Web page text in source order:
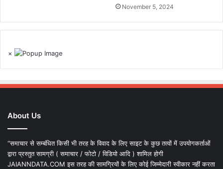
November 5, 2024
×
About Us
“समाचार से सम्बंधित किसी भी तरह के विवाद के लिए साइट के कुछ तत्वों में उपयोगकर्ताओं
द्वारा प्रस्तुत सामग्री ( समाचार / फोटो / विडियो आदि ) शामिल होगी
JAIANNDATA.COM इस तरह की सामग्रियों के लिए कोई जिम्मेदारी स्वीकार नहीं करता